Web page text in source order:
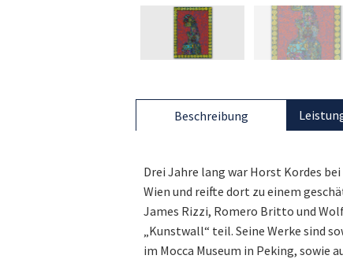
Beschreibung
Drei Jahre lang war Horst Kordes
Wien und reifte dort zu einem
James Rizzi, Romero Britto und
„Kunstwall“ teil. Seine Werke sind
im Mocca Museum in Peking, sowie